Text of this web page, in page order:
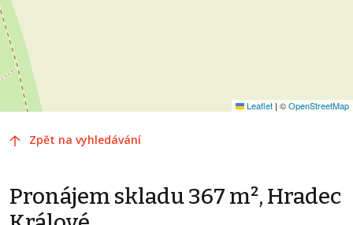
Leaflet | ©OpenStreetMap
Zpět na vyhledávání
Pronájem skladu 367 m², Hradec